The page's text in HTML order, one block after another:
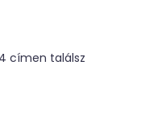
címen találsz